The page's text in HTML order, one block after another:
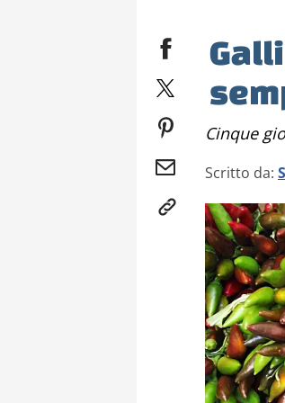
Cinque
Scritto da: